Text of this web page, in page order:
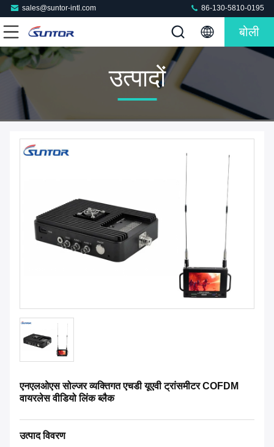
sales@suntor-intl.com 86-130-5810-0195
बोली
उत्पादों
एनएलओएस सोल्जर व्यक्तिगत एचडी यूएवी ट्रांसमीटर COFDM
वायरलेस वीडियो लिंक ब्लैक
उत्पाद विवरण